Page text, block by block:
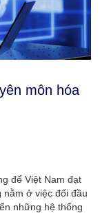
môn hóa
để Việt Nam đạt
ở việc đối đầu
những hệ thống